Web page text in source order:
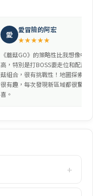
愛 愛冒險的阿宏
★★★★★
《蘑菇GO》的策略性比我想像中
高，特別是打BOSS要走位和配蘑
菇組合，很有挑戰性！地圖探索也
很有趣，每次發現新區域都很驚
喜。